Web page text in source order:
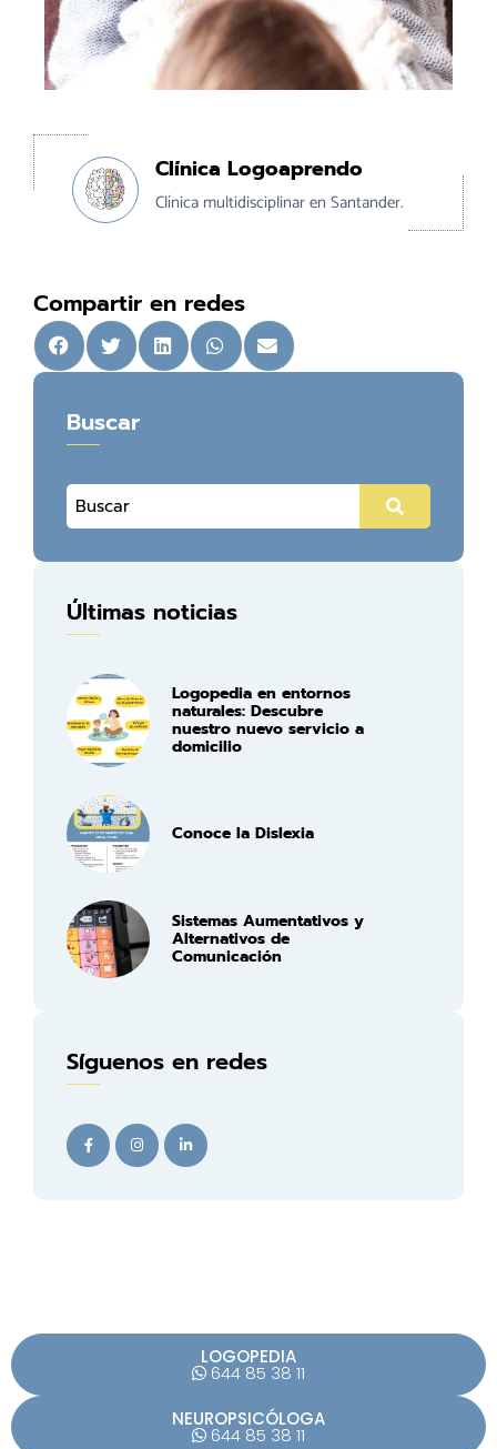
Clínica Logoaprendo
Clínica multidisciplinar en Santander.
Compartir en redes
Buscar
Últimas noticias
Logopedia en entornos
naturales: Descubre
nuestro nuevo servicio a
domicilio
Conoce la Dislexia
Sistemas Aumentativos y
Alternativos de
Comunicación
Síguenos en redes
c
e
b
o
s
t
a
g
n
k
e
d
LOGOPEDIA
644 85 38 11
NEUROPSICÓLOGA
644 85 38 11